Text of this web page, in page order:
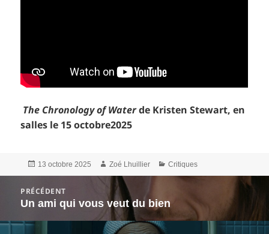
The Chronology of Waterde Kristen Stewart, en
salles le 15 octobre2025
Publié
le
13 octobre 2025 Auteur
Zoé Lhuillier Catégories
Critiques
PRÉCÉDENT
Article
Un ami qui vous veut du bien